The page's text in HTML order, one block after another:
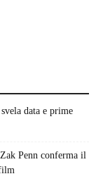
data e prime
Penn conferma il